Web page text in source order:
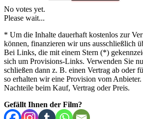
No votes yet.
Please wait...
* Um die Inhalte dauerhaft kostenlos zur
können, finanzieren wir uns ausschließlich
Bei Links, die mit einem Stern (*)
sich um Provisions-Links. Verwenden Sie
schließen dann z. B. einen Vertrag ab oder
so erhalten wir eine Provision vom
Nachteile beim Kauf, Vertrag oder Preis.
Gefällt Ihnen der Film?